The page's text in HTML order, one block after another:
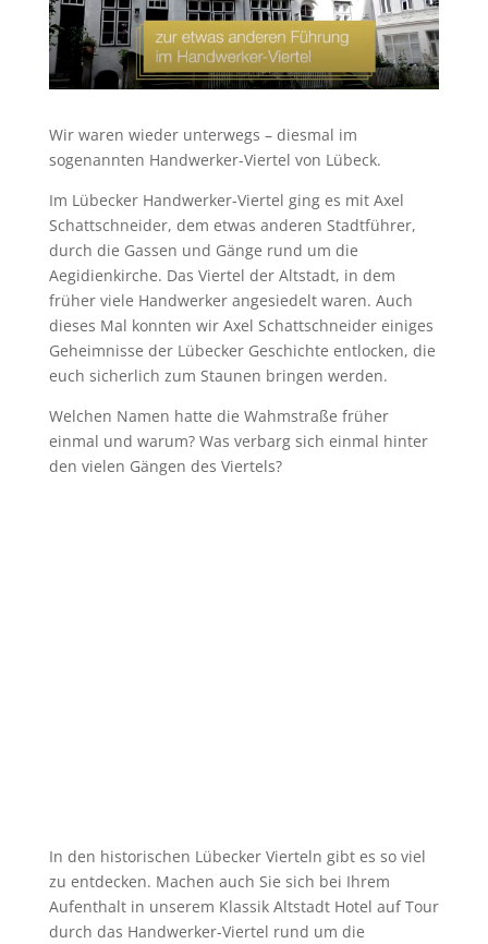
Wir waren wieder unterwegs – diesmal im
sogenannten Handwerker-Viertel von Lübeck.
Im Lübecker Handwerker-Viertel ging es mit Axel
Schattschneider, dem etwas anderen Stadtführer,
durch die Gassen und Gänge rund um die
Aegidienkirche. Das Viertel der Altstadt, in dem
früher viele Handwerker angesiedelt waren. Auch
dieses Mal konnten wir Axel Schattschneider einiges
Geheimnisse der Lübecker Geschichte entlocken, die
euch sicherlich zum Staunen bringen werden.
Welchen Namen hatte die Wahmstraße früher
einmal und warum? Was verbarg sich einmal hinter
den vielen Gängen des Viertels?
In den historischen Lübecker Vierteln gibt es so viel
zu entdecken. Machen auch Sie sich bei Ihrem
Aufenthalt in unserem Klassik Altstadt Hotel auf Tour
durch das Handwerker-Viertel rund um die